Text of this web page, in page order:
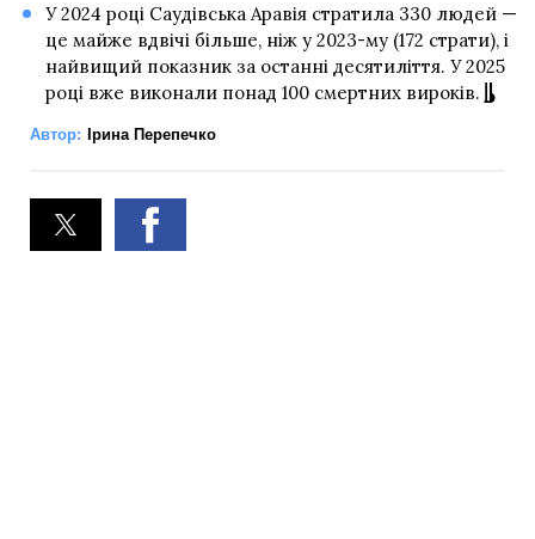
У 2024 році Саудівська Аравія стратила 330 людей —
це майже вдвічі більше, ніж у 2023-му (172 страти), і
найвищий показник за останні десятиліття. У 2025
році вже виконали понад 100 смертних вироків.
Автор: Ірина Перепечко